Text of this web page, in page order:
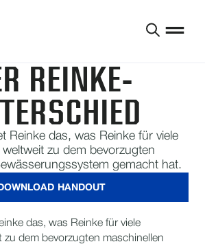
REINKE-
Reinke das, was Reinke für viele
weltweit zu dem bevorzugten
gemacht hat.
DOWNLOAD HANDOUT
das, was Reinke für viele
zu dem bevorzugten maschinellen